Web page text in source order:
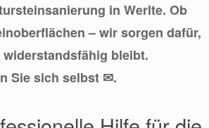
in Werlte. Ob
– wir sorgen dafür,
bleibt.
Sie sich selbst ✉.